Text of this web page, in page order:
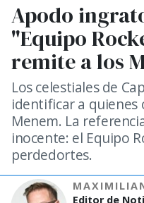
Apodo
"Equipo
remite a los
Los celestiales de
identificar a
Menem. La
inocente: el Equipo
perdedortes.
Editor de